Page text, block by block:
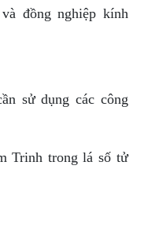
đồng nghiệp kính
sử dụng các công
Trinh trong lá số tử